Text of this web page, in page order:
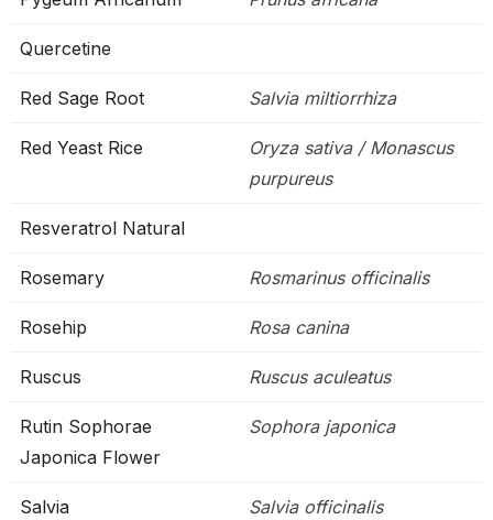
Quercetine
Red Sage Root Salvia miltiorrhiza
Red Yeast Rice
Oryza sativa / Monascus
purpureus
Resveratrol Natural
Rosemary Rosmarinus officinalis
Rosehip Rosa canina
Ruscus Ruscus aculeatus
Rutin Sophorae
Japonica Flower
Sophora japonica
Salvia Salvia officinalis